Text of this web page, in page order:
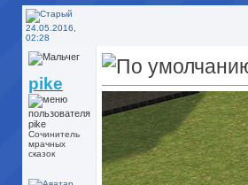
24.05.2016,
02:28
pike
Сочинитель
мрачных
сказок